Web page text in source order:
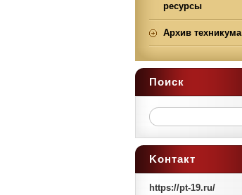
ресурсы
Архив техникума
Поиск
Koнтакт
https://pt-19.ru/